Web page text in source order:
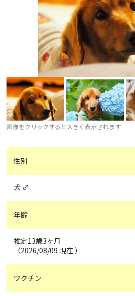
画像をクリックすると大きく表示されます
性別
犬 ♂
年齢
推定13歳3ヶ月
（2026/08/09 現在 ）
ワクチン